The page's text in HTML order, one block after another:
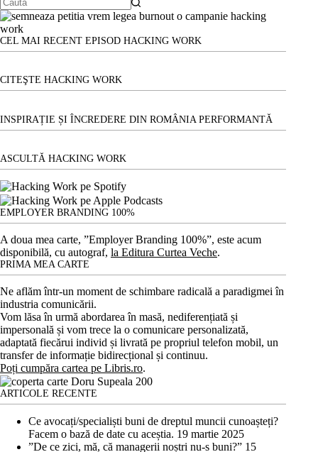
pentru
Generația
Net?
Niciun
rezultat
CEL MAI RECENT EPISOD HACKING WORK
CITEŞTE HACKING WORK
INSPIRAȚIE ȘI ÎNCREDERE DIN ROMÂNIA PERFORMANTĂ
ASCULTĂ HACKING WORK
EMPLOYER BRANDING 100%
A doua mea carte, ”Employer Branding 100%”, este acum
disponibilă, cu autograf, la Editura Curtea Veche.
PRIMA MEA CARTE
Ne aflăm într-un moment de schimbare radicală a paradigmei în
industria comunicării.
Vom lăsa în urmă abordarea în masă, nediferențiată și
impersonală și vom trece la o comunicare personalizată,
adaptată fiecărui individ și livrată pe propriul telefon mobil, un
transfer de informație bidirecțional și continuu.
Poți cumpăra cartea pe Libris.ro.
ARTICOLE RECENTE
Ce avocați/specialiști buni de dreptul muncii cunoașteți?
Facem o bază de date cu aceștia. 19 martie 2025
”De ce zici, mă, că managerii noștri nu-s buni?” 15